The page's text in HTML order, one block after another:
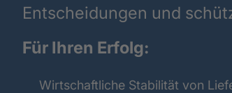
Entscheidungen und
Für Ihren Erfolg:
Wirtschaftliche Stabilität von